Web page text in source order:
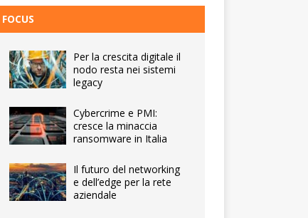
FOCUS
Per la crescita digitale il
nodo resta nei sistemi
legacy
Cybercrime e PMI:
cresce la minaccia
ransomware in Italia
Il futuro del networking
e dell’edge per la rete
aziendale